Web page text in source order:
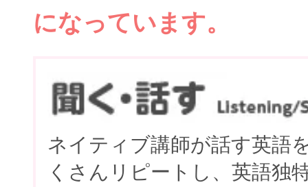
になっています。
ネイティブ講師が話す英語
くさんリピートし、英語独